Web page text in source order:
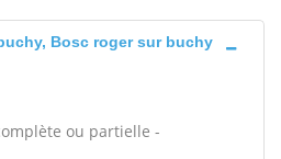
Bosc roger sur buchy
ou partielle -